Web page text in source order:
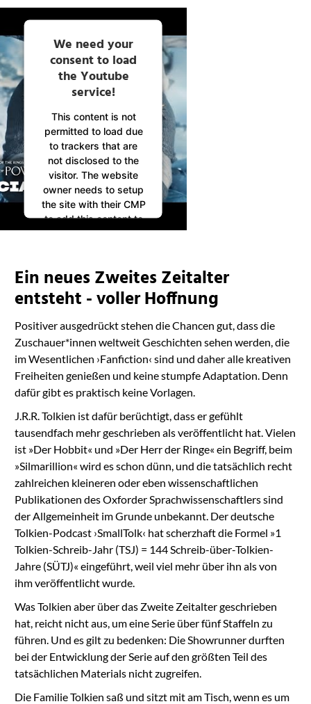
We need your
consent to load
the Youtube
service!
This content is not
permitted to load due
to trackers that are
not disclosed to the
visitor. The website
owner needs to setup
the site with their CMP
to add this content to
the list of technologies
Usercentrics Consent
Management
Platform
Ein neues Zweites Zeitalter
entsteht - voller Hoffnung
Positiver ausgedrückt stehen die Chancen gut, dass die
Zuschauer*innen weltweit Geschichten sehen werden, die
im Wesentlichen ›Fanfiction‹ sind und daher alle kreativen
Freiheiten genießen und keine stumpfe Adaptation. Denn
dafür gibt es praktisch keine Vorlagen.
J.R.R. Tolkien ist dafür berüchtigt, dass er gefühlt
tausendfach mehr geschrieben als veröffentlicht hat. Vielen
ist »Der Hobbit« und »Der Herr der Ringe« ein Begriff, beim
»Silmarillion« wird es schon dünn, und die tatsächlich recht
zahlreichen kleineren oder eben wissenschaftlichen
Publikationen des Oxforder Sprachwissenschaftlers sind
der Allgemeinheit im Grunde unbekannt. Der deutsche
Tolkien-Podcast ›SmallTolk‹ hat scherzhaft die Formel »1
Tolkien-Schreib-Jahr (TSJ) = 144 Schreib-über-Tolkien-
Jahre (SÜTJ)« eingeführt, weil viel mehr über ihn als von
ihm veröffentlicht wurde.
Was Tolkien aber über das Zweite Zeitalter geschrieben
hat, reicht nicht aus, um eine Serie über fünf Staffeln zu
führen. Und es gilt zu bedenken: Die Showrunner durften
bei der Entwicklung der Serie auf den größten Teil des
tatsächlichen Materials nicht zugreifen.
Die Familie Tolkien saß und sitzt mit am Tisch, wenn es um